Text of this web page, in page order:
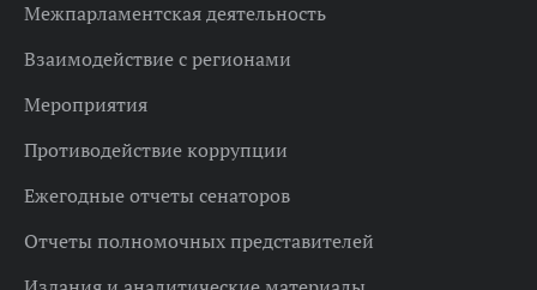
Межпарламентская деятельность
Взаимодействие с регионами
Мероприятия
Противодействие коррупции
Ежегодные отчеты сенаторов
Отчеты полномочных представителей